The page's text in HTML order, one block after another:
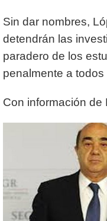
Sin dar nombres,
detendrán las
paradero de los
penalmente a
Con información de